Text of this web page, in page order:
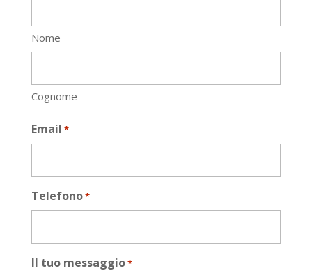
Nome
Cognome
Email *
Telefono*
Il tuo messaggio*